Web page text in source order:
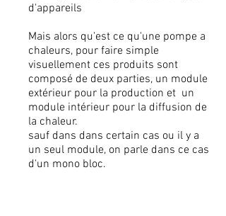
d'appareils
Mais alors qu'est ce qu'une pompe a
chaleurs, pour faire simple
visuellement ces produits sont
composé de deux parties, un module
extérieur pour la production et un
module intérieur pour la diffusion de
la chaleur.
sauf dans dans certain cas ou il y a
un seul module, on parle dans ce cas
d'un mono bloc.